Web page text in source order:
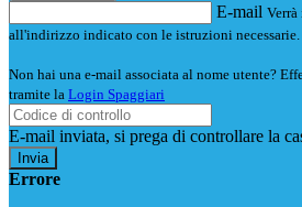
E-mail
all'indirizzo indicato con le istruzioni necessarie.
Non hai una e-mail associata al nome utente?
tramite la Login Spaggiari
E-mail inviata, si prega di controllare la
Errore